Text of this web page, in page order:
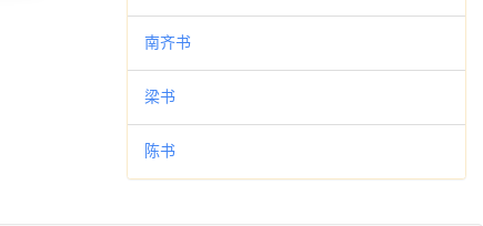
南齐书
梁书
陈书